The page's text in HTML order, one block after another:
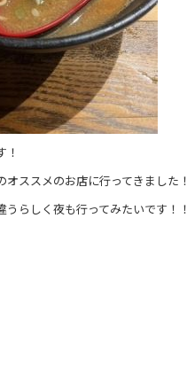
！
ススメのお店に行ってきました！
らしく夜も行ってみたいです！！